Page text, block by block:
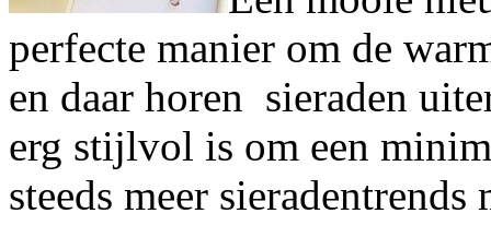
perfecte manier om de
en daar horen sieraden
erg stijlvol is om een
steeds meer